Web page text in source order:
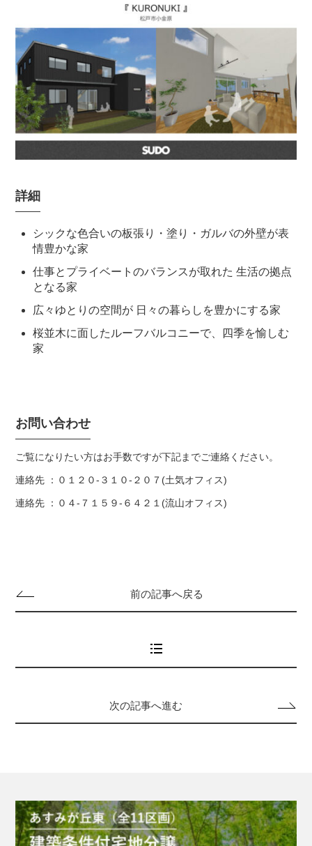
詳細
シックな色合いの板張り・塗り・ガルバの外壁が表
情豊かな家
仕事とプライベートのバランスが取れた 生活の拠点
となる家
広々ゆとりの空間が 日々の暮らしを豊かにする家
桜並木に面したルーフバルコニーで、四季を愉しむ
家
お問い合わせ
ご覧になりたい方はお手数ですが下記までご連絡ください。
連絡先 ：０１２０-３１０-２０７(土気オフィス)
連絡先 ：０４-７１５９-６４２１(流山オフィス)
前の記事へ戻る
次の記事へ進む